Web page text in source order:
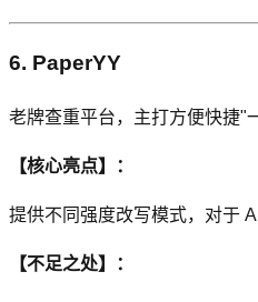
6. PaperYY
老牌查重平台，主打方便快捷"
【核心亮点】：
提供不同强度改写模式，对于
【不足之处】：